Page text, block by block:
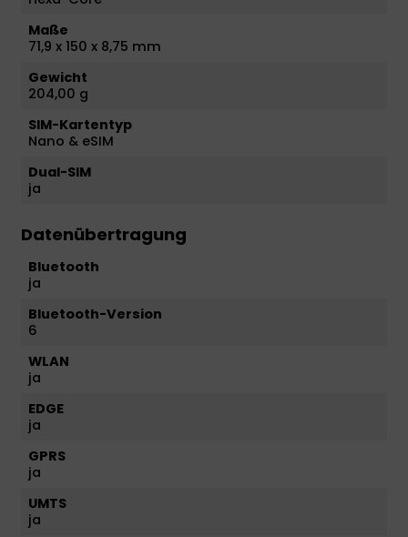
Maße
71,9 x 150 x 8,75 mm
Gewicht
204,00 g
SIM-Kartentyp
Nano & eSIM
Dual-SIM
ja
Datenübertragung
Bluetooth
ja
Bluetooth-Version
6
WLAN
ja
EDGE
ja
GPRS
ja
UMTS
ja